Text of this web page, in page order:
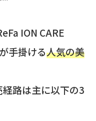
ION CARE
手掛ける人気の美
路は主に以下の3